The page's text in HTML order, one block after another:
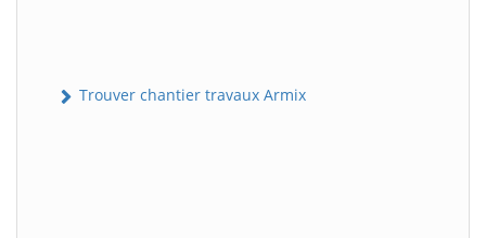
Trouver chantier travaux Armix